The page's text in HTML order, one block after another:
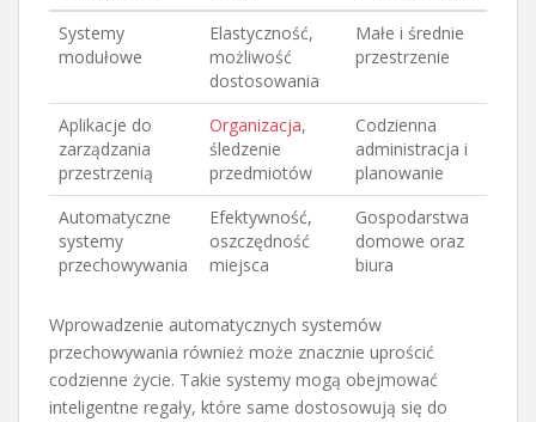
Systemy
modułowe
Elastyczność,
możliwość
dostosowania
Małe i średnie
przestrzenie
Aplikacje do
zarządzania
przestrzenią
Organizacja,
śledzenie
przedmiotów
Codzienna
administracja i
planowanie
Automatyczne
systemy
przechowywania
Efektywność,
oszczędność
miejsca
Gospodarstwa
domowe oraz
biura
Wprowadzenie automatycznych systemów
przechowywania również może znacznie uprościć
codzienne życie. Takie systemy mogą obejmować
inteligentne regały, które same dostosowują się do